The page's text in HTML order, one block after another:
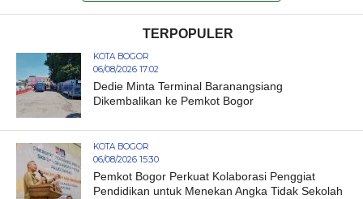
TERPOPULER
KOTA BOGOR
06/08/2026 17:02
Dedie Minta Terminal Baranangsiang
Dikembalikan ke Pemkot Bogor
KOTA BOGOR
06/08/2026 15:30
Pemkot Bogor Perkuat Kolaborasi Penggiat
Pendidikan untuk Menekan Angka Tidak Sekolah